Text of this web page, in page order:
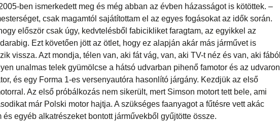
ben ismerkedett meg és még abban az évben házasságot is kötöttek. –
csak magamtól sajátítottam el az egyes fogásokat az idők során.
először csak úgy, kedvtelésből fabicikliket faragtam, az egyikkel az
Ezt követően jött az ötlet, hogy ez alapján akár más járművet is
vissza. Azt mondja, télen van, aki fát vág, van, aki TV-t néz és van, aki fából
unalmas telek gyümölcse a hátsó udvarban pihenő famotor és az udvaron
és egy Forma 1-es versenyautóra hasonlító járgány. Kezdjük az első
Az első próbálkozás nem sikerült, mert Simson motort tett bele, ami
már Polski motor hajtja. A szükséges faanyagot a fűtésre vett akác
és egyéb alkatrészeket bontott járművekből gyűjtötte össze.